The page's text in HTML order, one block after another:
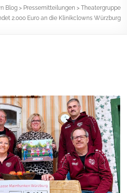
Blog> Pressemitteilungen> Theatergruppe
2.000 Euro an die Klinikclowns Würzburg